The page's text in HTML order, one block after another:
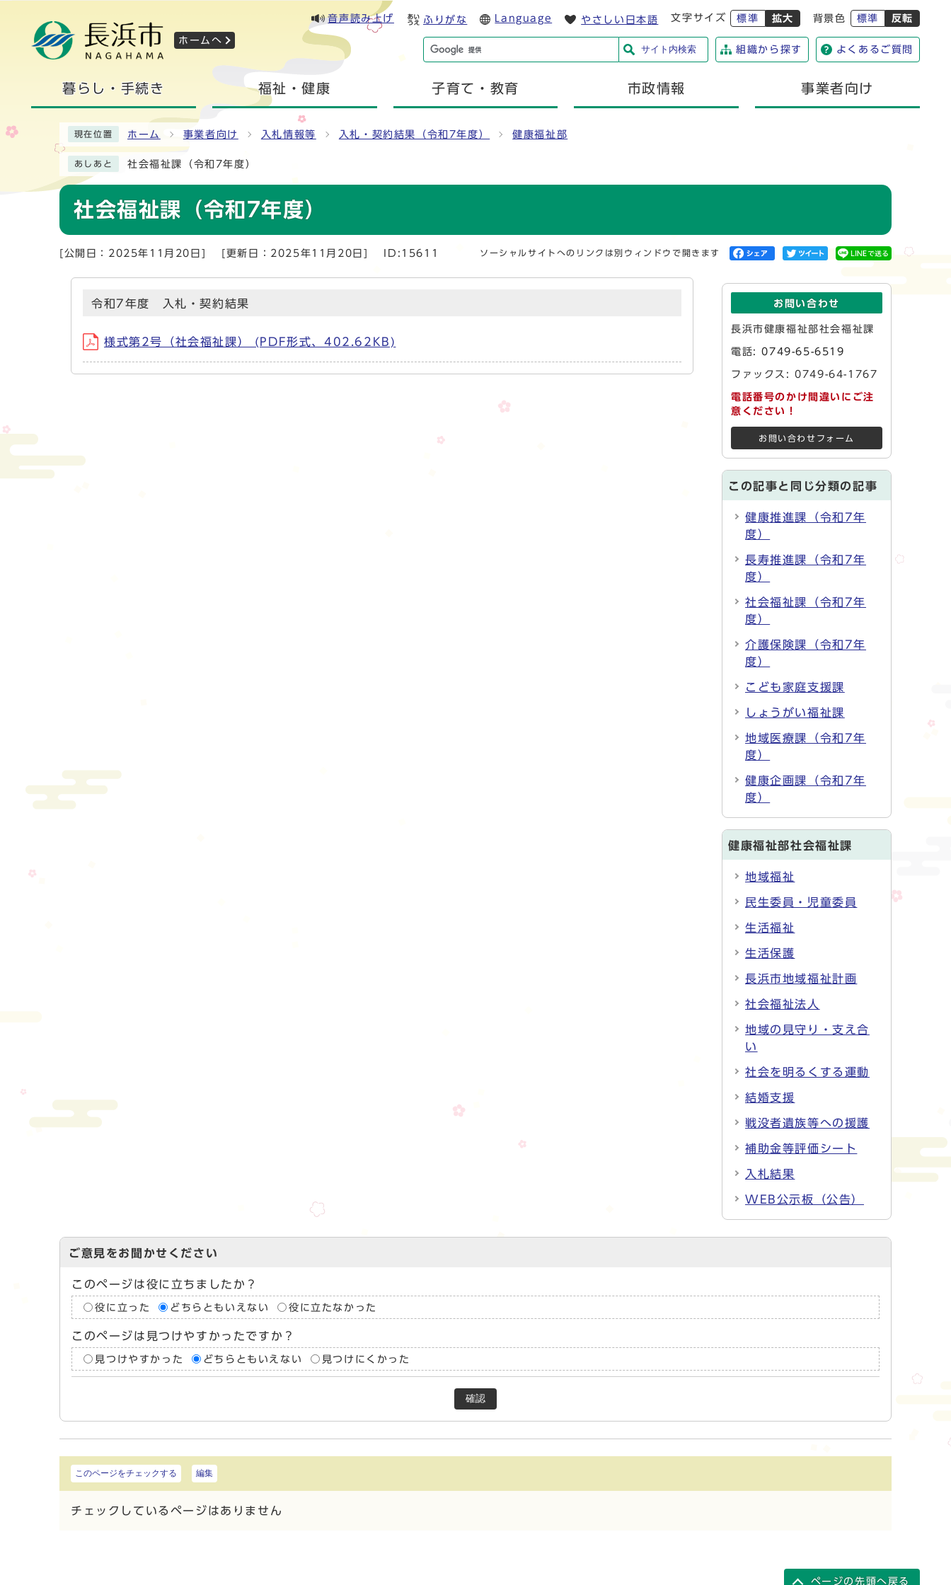
ホームへ
音声読み上げ ふりがな Language やさしい日本語 文字サイズ 標準 拡大 背景色 標準 反転
サイト内検索 組織から探す よくあるご質問
暮らし・手続き 福祉・健康 子育て・教育 市政情報 事業者向け
現在位置 ホーム 事業者向け 入札情報等 入札・契約結果（令和7年度） 健康福祉部
あしあと 社会福祉課（令和7年度）
社会福祉課（令和7年度）
[公開日：2025年11月20日] [更新日：2025年11月20日] ID:15611 ソーシャルサイトへのリンクは別ウィンドウで開きます
令和7年度 入札・契約結果
様式第2号（社会福祉課） (PDF形式、402.62KB)
お問い合わせ
長浜市健康福祉部社会福祉課
電話:0749-65-6519
ファックス: 0749-64-1767
電話番号のかけ間違いにご注
意ください！
お問い合わせフォーム
この記事と同じ分類の記事
健康推進課（令和7年
度）
長寿推進課（令和7年
度）
社会福祉課（令和7年
度）
介護保険課（令和7年
度）
こども家庭支援課
しょうがい福祉課
地域医療課（令和7年
度）
健康企画課（令和7年
度）
健康福祉部社会福祉課
地域福祉
民生委員・児童委員
生活福祉
生活保護
長浜市地域福祉計画
社会福祉法人
地域の見守り・支え合
い
社会を明るくする運動
結婚支援
戦没者遺族等への援護
補助金等評価シート
入札結果
WEB公示板（公告）
ご意見をお聞かせください
このページは役に立ちましたか？
役に立った どちらともいえない 役に立たなかった
このページは見つけやすかったですか？
見つけやすかった どちらともいえない 見つけにくかった
確認
このページをチェックする 編集
チェックしているページはありません
ページの先頭へ戻る